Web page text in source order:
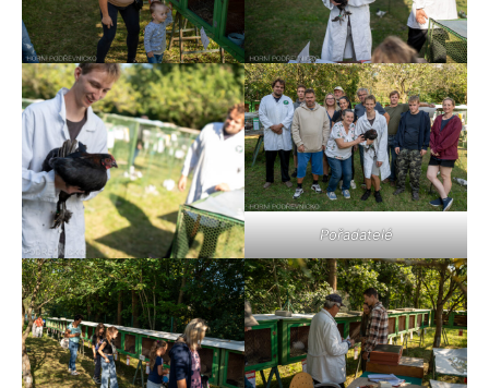
Pořadatelé